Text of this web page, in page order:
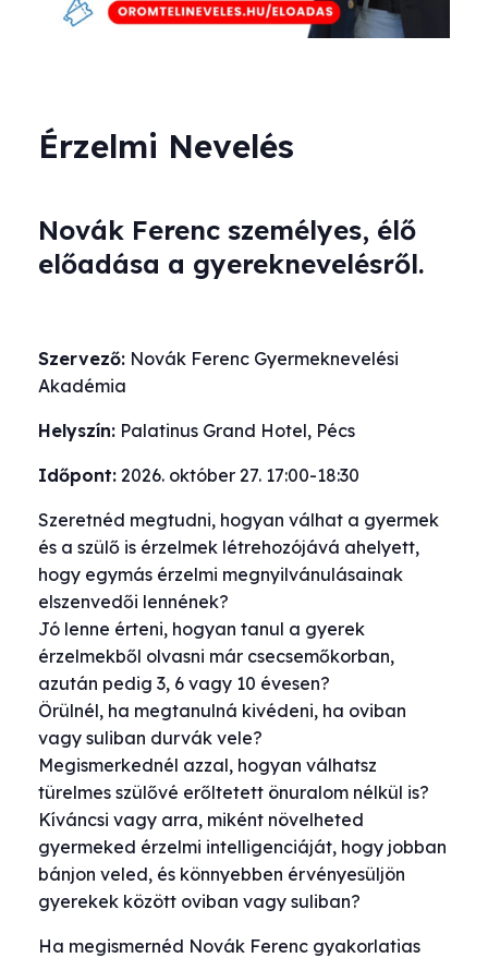
Érzelmi Nevelés
Novák Ferenc személyes, élő
előadása a gyereknevelésről.
Szervező: Novák Ferenc Gyermeknevelési
Akadémia
Helyszín: Palatinus Grand Hotel, Pécs
Időpont: 2026. október 27. 17:00-18:30
Szeretnéd megtudni, hogyan válhat a gyermek
és a szülő is érzelmek létrehozójává ahelyett,
hogy egymás érzelmi megnyilvánulásainak
elszenvedői lennének?
Jó lenne érteni, hogyan tanul a gyerek
érzelmekből olvasni már csecsemőkorban,
azután pedig 3, 6 vagy 10 évesen?
Örülnél, ha megtanulná kivédeni, ha oviban
vagy suliban durvák vele?
Megismerkednél azzal, hogyan válhatsz
türelmes szülővé erőltetett önuralom nélkül is?
Kíváncsi vagy arra, miként növelheted
gyermeked érzelmi intelligenciáját, hogy jobban
bánjon veled, és könnyebben érvényesüljön
gyerekek között oviban vagy suliban?
Ha megismernéd Novák Ferenc gyakorlatias